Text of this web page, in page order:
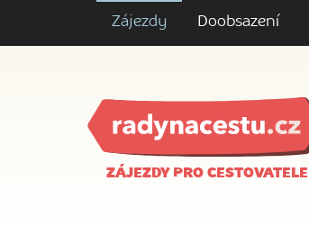
Zájezdy Doobsazení
ZÁJEZDY PRO CESTOVATELE